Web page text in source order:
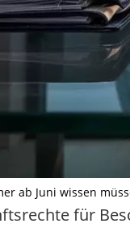
ab Juni wissen
für